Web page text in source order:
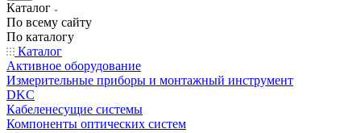
Каталог
По всему сайту
По каталогу
Каталог
Активное оборудование
Измерительные приборы и монтажный инструмент
DKC
Кабеленесущие системы
Компоненты оптических систем